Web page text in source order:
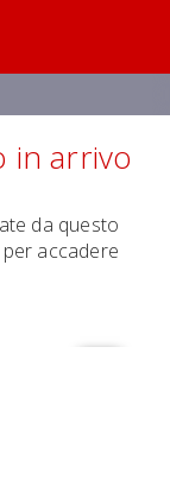
STAR TREK
in arrivo
da questo
accadere